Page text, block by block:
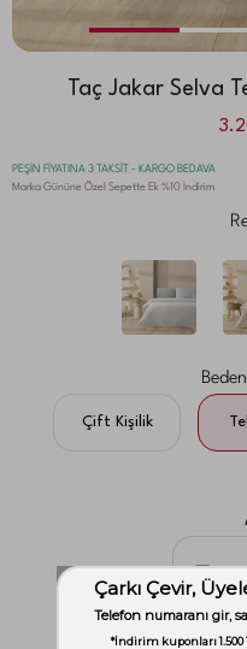
Taç Jakar Selva
PEŞİN FİYATINA 3 TAKSİT - KARGO BEDAVA
Marka Gününe Özel Sepette Ek %10 İndirim
Çift Kişilik